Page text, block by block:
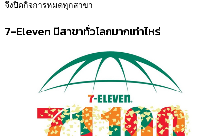
จึงปิดกิจการหมดทุกสาขา
7-Eleven มีสาขาทั่วโลกมากเท่าไหร่